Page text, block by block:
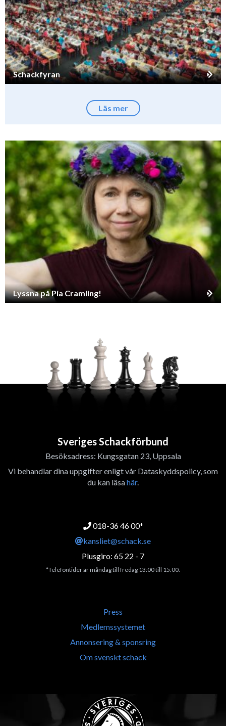
Schackfyran
Läs mer
Lyssna på Pia Cramling!
Sveriges Schackförbund
Besöksadress: Kungsgatan 23, Uppsala
Vi behandlar dina uppgifter enligt vår Dataskyddspolicy, som
du kan läsahär.
018-36 46 00*
kansliet@schack.se
Plusgiro: 65 22 - 7
*Telefontider är måndag till fredag 13:00 till 15.00.
Press
Medlemssystemet
Annonsering & sponsring
Om svenskt schack